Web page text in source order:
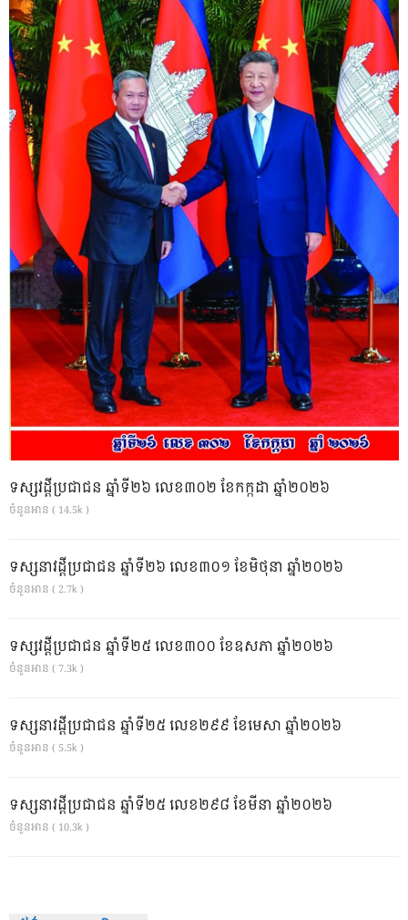
ទស្សវដ្តីប្រជាជន ឆ្នាំទី២៦ លេខ៣០២ ខែកក្កដា ឆ្នាំ២០២៦
ចំនួនអាន ( 14.5k )
ទស្សនាវដ្ដីប្រជាជន ឆ្នាំទី២៦ លេខ៣០១ ខែមិថុនា ឆ្នាំ២០២៦
ចំនួនអាន ( 2.7k )
ទស្សវដ្តីប្រជាជន ឆ្នាំទី២៥ លេខ៣០០ ខែឧសភា ឆ្នាំ២០២៦
ចំនួនអាន ( 7.3k )
ទស្សនាវដ្ដីប្រជាជន ឆ្នាំទី២៥ លេខ២៩៩ ខែមេសា ឆ្នាំ២០២៦
ចំនួនអាន ( 5.5k )
ទស្សនាវដ្ដីប្រជាជន ឆ្នាំទី២៥ លេខ២៩៨ ខែមីនា ឆ្នាំ២០២៦
ចំនួនអាន ( 10.3k )